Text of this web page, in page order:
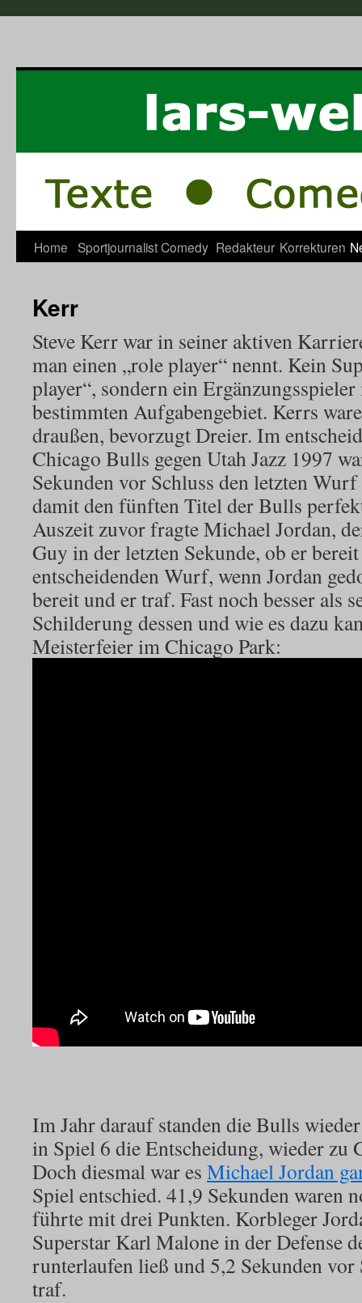
Home SportjournalistComedy Redakteur Korrekturen
Kerr
Steve Kerr war in seiner aktiven
man einen „role player“ nennt. Kein
player“, sondern ein
bestimmten Aufgabengebiet. Kerrs
draußen, bevorzugt Dreier. Im
Chicago Bulls gegen Utah Jazz 1997
Sekunden vor Schluss den letzten
damit den fünften Titel der Bulls
Auszeit zuvor fragte Michael Jordan,
Guy in der letzten Sekunde, ob er
entscheidenden Wurf, wenn Jordan
bereit und er traf. Fast noch besser als
Schilderung dessen und wie es dazu
Meisterfeier im Chicago Park:
Im Jahr darauf standen die Bulls
in Spiel 6 die Entscheidung, wieder zu
Doch diesmal war es Michael Jordan
Spiel entschied. 41,9 Sekunden waren
führte mit drei Punkten. Korbleger
Superstar Karl Malone in der Defense
runterlaufen ließ und 5,2 Sekunden vor
traf.